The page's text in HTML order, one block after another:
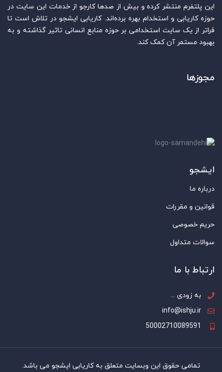
این پلتفرم منتشر کرده و بیش از صدها کارجو از خدمات این سایت در
حوزه کاریابی و استخدام بهره برده‌اند. کاریابی ایشجو در تلاش است تا
فراتر از یک سایت استخدامی بر حوزه منابع انسانی تاثیر گذاشته و به
بهبود مستمر آن کمک کند.
مجوزها
ایشجو
درباره ما
قوانین و مقررات
حریم خصوصی
سوالات متداول
ارتباط با ما
به زودی ...
info@ishju.ir
50002710089591
تمامی حقوق این وبسایت متعلق به کاریابی ایشجو می باشد.